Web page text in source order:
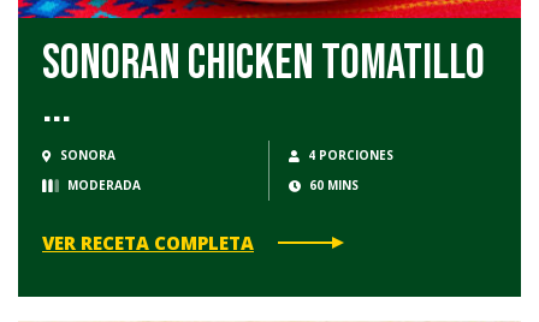
Sonoran Chicken Tomatillo
...
SONORA
4 PORCIONES
MODERADA
60 MINS
VER RECETA COMPLETA